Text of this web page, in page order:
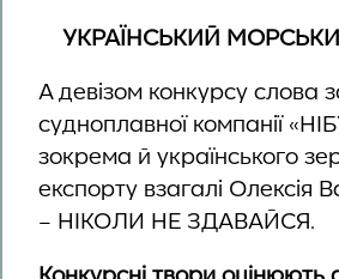
УКРАЇНСЬКИЙ
А девізом конкурсу слова
судноплавної компанії
зокрема й українського
експорту взагалі Олексія
– НІКОЛИ НЕ ЗДАВАЙСЯ.